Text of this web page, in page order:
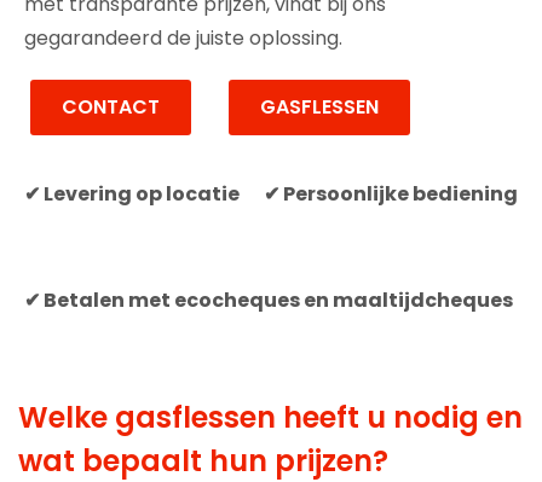
gegarandeerd de juiste oplossing.
CONTACT GASFLESSEN
✔ Levering op locatie ✔ Persoonlijke bediening
✔ Betalen met ecocheques en maaltijdcheques
Welke gasflessen heeft u nodig en
wat bepaalt hun prijzen?